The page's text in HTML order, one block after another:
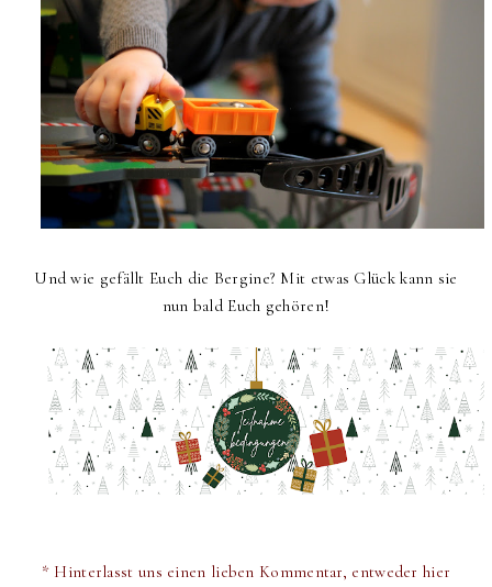
Und wie gefällt Euch die Bergine? Mit etwas Glück kann sie
nun bald Euch gehören!
* Hinterlasst uns einen lieben Kommentar, entweder hier